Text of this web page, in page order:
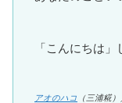
「こんにちは
アオのハコ （三浦糀